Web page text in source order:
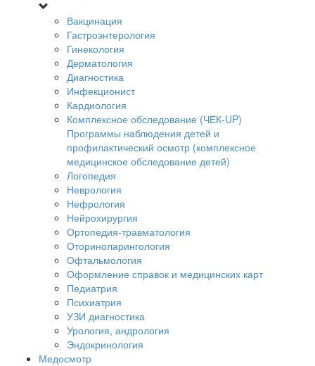
Вакцинация
Гастроэнтерология
Гинекология
Дерматология
Диагностика
Инфекционист
Кардиология
Комплексное обследование (ЧЕК-UP)
Программы наблюдения детей и
профилактический осмотр (комплексное
медицинское обследование детей)
Логопедия
Неврология
Нефрология
Нейрохирургия
Ортопедия-травматология
Оториноларингология
Офтальмология
Оформление справок и медицинских карт
Педиатрия
Психиатрия
УЗИ диагностика
Урология, андрология
Эндокринология
Медосмотр